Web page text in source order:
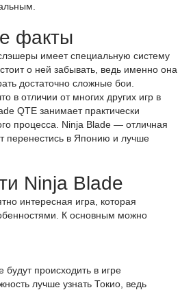
факты
имеет специальную систему
о ней забывать, ведь именно она
достаточно сложные бои.
в отличии от многих других игр в
QTE занимает практически
процесса. Ninja Blade — отличная
перенестись в Японию и лучше
Ninja Blade
интересная игра, которая
К основным можно
будут происходить в игре
лучше узнать Токио, ведь